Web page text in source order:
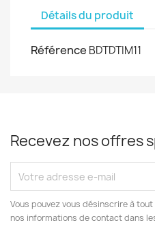
Détails du produit
Référence BDTDTIM11
Recevez nos offres
Vous pouvez vous désinscrire à
nos informations de contact dans